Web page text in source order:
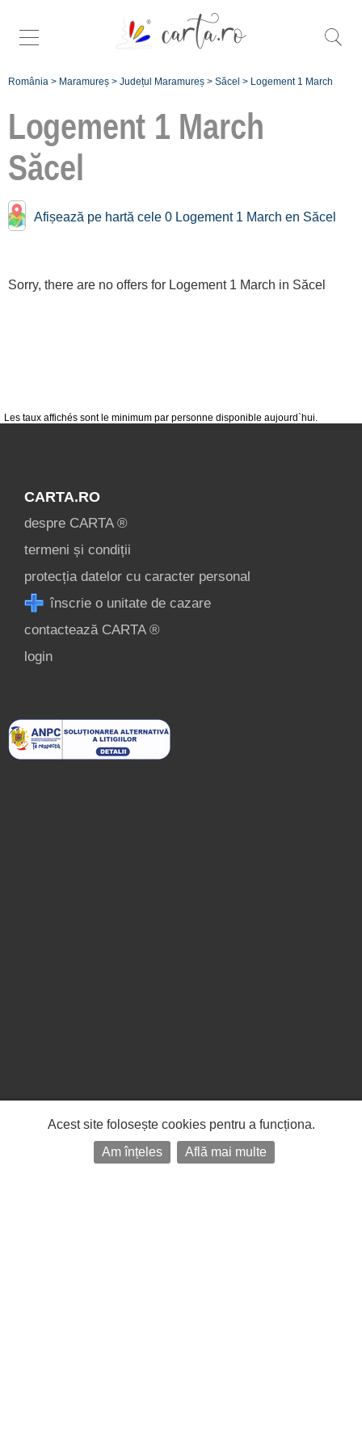
România > Maramureș > Județul Maramureș > Săcel > Logement 1 March
Logement 1 March
Săcel
Afișează pe hartă cele 0 Logement 1 March en Săcel
Les taux affichés sont le minimum par personne disponible aujourd`hui.
Sorry, there are no offers for Logement 1 March in Săcel
o unitate de
despre C A
login
CARTA.RO
despre CARTA ®
termeni și condiții
protecția datelor cu caracter personal
înscrie o unitate de cazare
contactează CARTA ®
login
Acest site folosește cookies pentru a funcționa.
Am înțeles
Află mai multe